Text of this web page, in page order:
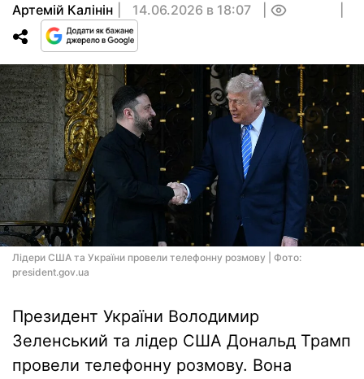
Артемій Калінін 14.06.2026 в 18:07
Лідери США та України провели телефонну розмову | Фото:
president.gov.ua
Президент України Володимир
Зеленський та лідер США Дональд Трамп
провели телефонну розмову. Вона